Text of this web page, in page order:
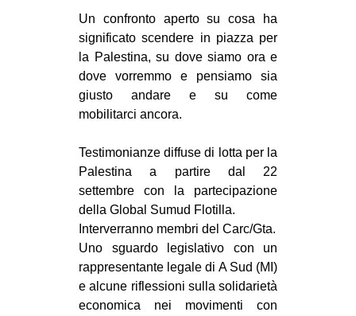
SPAZI
SPORT POPOLARE
MOVIMENTI
DIRITTO ALL’ABITARE
GENERI
MIGRAZIONI
PRECARIATO
REPRESSIONE
Un confronto aperto su cosa ha
significato scendere in piazza per
la Palestina, su dove siamo ora e
dove vorremmo e pensiamo sia
giusto andare e su come
mobilitarci ancora.
Testimonianze diffuse di lotta per la
Palestina a partire dal 22
settembre con la partecipazione
della Global Sumud Flotilla.
Interverranno membri del Carc/Gta.
Uno sguardo legislativo con un
rappresentante legale di A Sud (MI)
e alcune riflessioni sulla solidarietà
economica nei movimenti con